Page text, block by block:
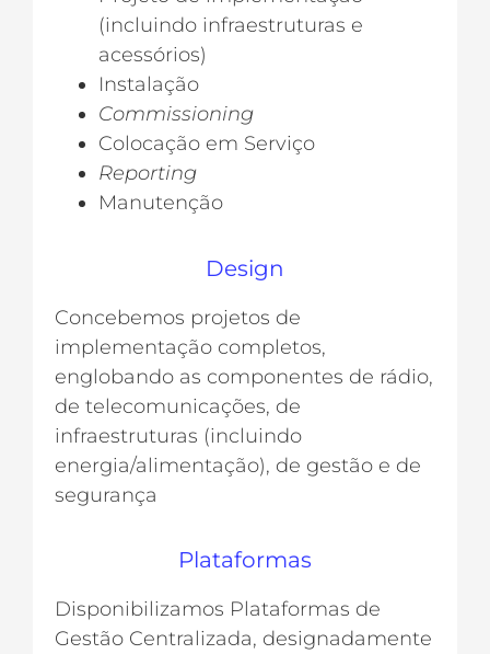
(incluindo infraestruturas e
acessórios)
Instalação
Commissioning
Colocação em Serviço
Reporting
Manutenção
Design
Concebemos projetos de
implementação completos,
englobando as componentes de rádio,
de telecomunicações, de
infraestruturas (incluindo
energia/alimentação), de gestão e de
segurança
Plataformas
Disponibilizamos Plataformas de
Gestão Centralizada, designadamente